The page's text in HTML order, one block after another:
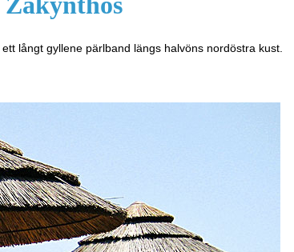
långt gyllene pärlband längs halvöns nordöstra kust.